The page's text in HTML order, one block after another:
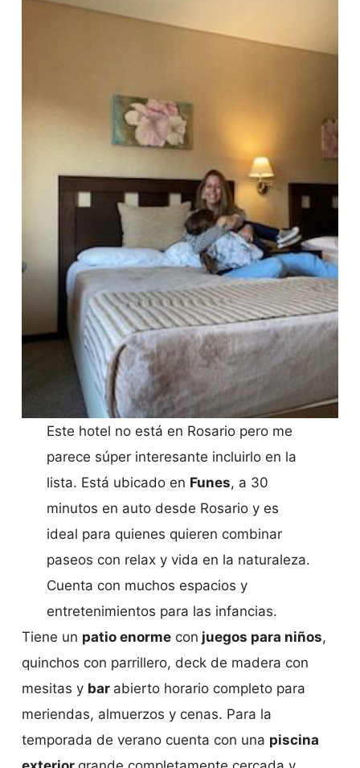
Este hotel no está en Rosario pero me
parece súper interesante incluirlo en la
lista. Está ubicado en Funes, a 30
minutos en auto desde Rosario y es
ideal para quienes quieren combinar
paseos con relax y vida en la naturaleza.
Cuenta con muchos espacios y
entretenimientos para las infancias.
Tiene un patio enormecon juegos para niños,
quinchos con parrillero, deck de madera con
mesitas y bar abierto horario completo para
meriendas, almuerzos y cenas. Para la
temporada de verano cuenta con una piscina